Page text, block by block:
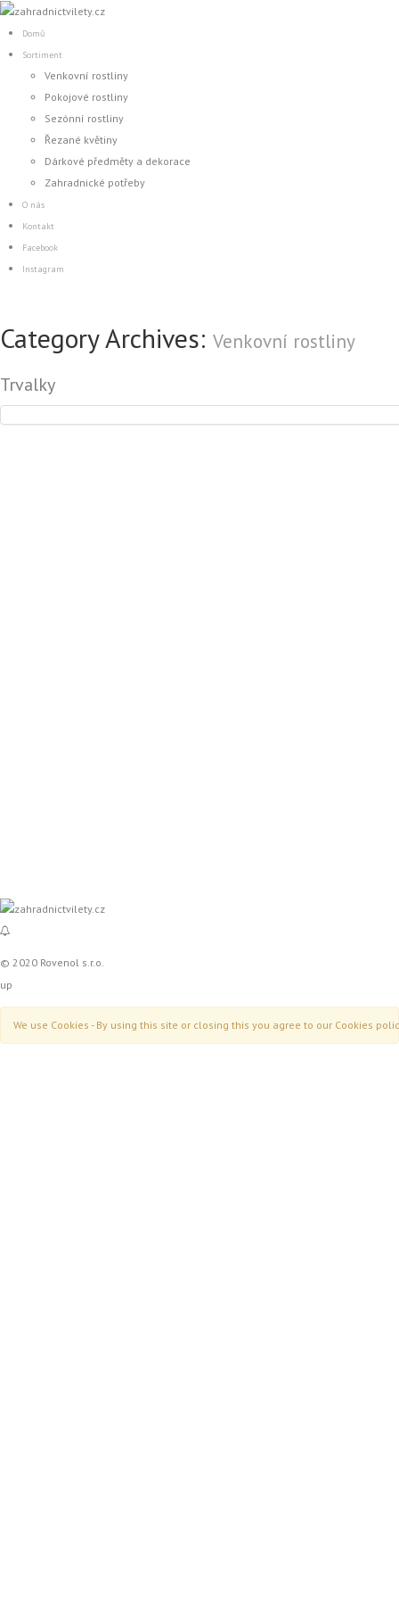
Domů
Sortiment
Venkovní rostliny
Pokojové rostliny
Sezónní rostliny
Řezané květiny
Dárkové předměty a dekorace
Zahradnické potřeby
O nás
Kontakt
Facebook
Instagram
Category Archives: Venkovní rostliny
Trvalky
© 2020 Rovenol s.r.o.
up
We use Cookies - By using this site or closing this you agree to our Cookies